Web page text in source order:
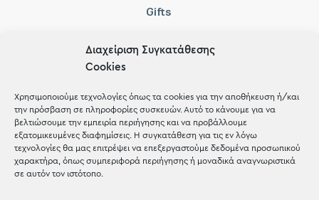
Διαχείριση Συγκατάθεσης
Cookies
Χρησιμοποιούμε τεχνολογίες όπως τα cookies για την αποθήκευση ή/και
την πρόσβαση σε πληροφορίες συσκευών. Αυτό το κάνουμε για να
βελτιώσουμε την εμπειρία περιήγησης και να προβάλλουμε
εξατομικευμένες διαφημίσεις. Η συγκατάθεση για τις εν λόγω
τεχνολογίες θα μας επιτρέψει να επεξεργαστούμε δεδομένα προσωπικού
χαρακτήρα, όπως συμπεριφορά περιήγησης ή μοναδικά αναγνωριστικά
σε αυτόν τον ιστότοπο.
Gifts